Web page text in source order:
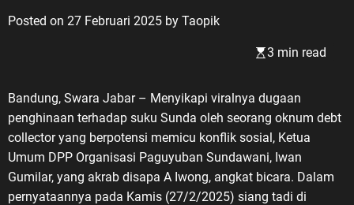
Posted on 27 Februari 2025 by Taopik
3 min read
Bandung, Swara Jabar – Menyikapi viralnya dugaan
penghinaan terhadap suku Sunda oleh seorang oknum debt
collector yang berpotensi memicu konflik sosial, Ketua
Umum DPP Organisasi Paguyuban Sundawani, Iwan
Gumilar, yang akrab disapa A Iwong, angkat bicara. Dalam
pernyataannya pada Kamis (27/2/2025) siang tadi di